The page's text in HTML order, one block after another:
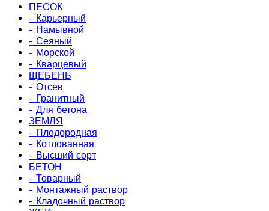
ПЕСОК
- Карьерный
- Намывной
- Сеяный
- Морской
- Кварцевый
ЩЕБЕНЬ
- Отсев
- Гранитный
- Для бетона
ЗЕМЛЯ
- Плодородная
- Котлованная
- Высший сорт
БЕТОН
- Товарный
- Монтажный раствор
- Кладочный раствор